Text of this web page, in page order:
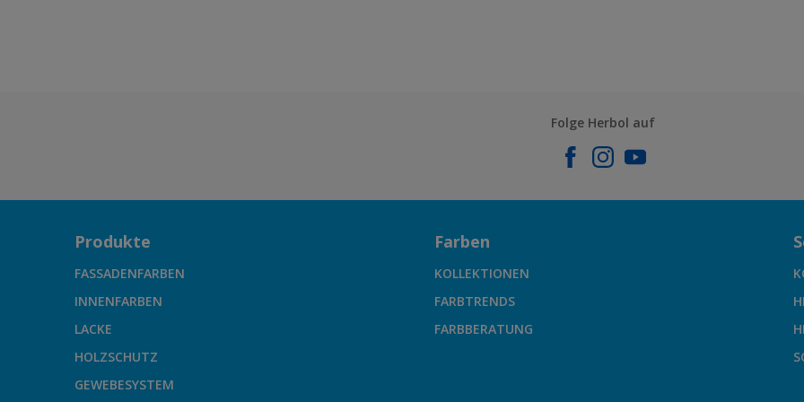
Folge Herbol auf
Produkte
FASSADENFARBEN
INNENFARBEN
LACKE
HOLZSCHUTZ
GEWEBESYSTEM
Farben
KOLLEKTIONEN
FARBTRENDS
FARBBERATUNG